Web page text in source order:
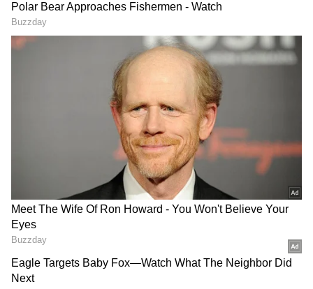
ಬಿಜೆಪಿ ಇಷ್ಟು ದಿನ ಮತಗಳ್ಳತನ ಮಾಡ್ತಿದ್ರು, ಈಗ ಸೀಟು
ಚೋರಿ..; ಕೆಪಿಸಿಸಿ ಅಧ್ಯಕ್ಷ ಬಿಕೆ ಹರಿಪ್ರಸಾದ್ ಕಿಡಿ
ಕರ್ನಾಟಕ, ಭಾರತ ( India News) ಮತ್ತು ಜಗತ್ತಿನ
ಕ್ಷಣಕ್ಷಣದ ಕನ್ನಡ ಸುದ್ದಿ (Kannada News)
ಅಪ್ಡೇಟ್‌ಗಳಿಗಾಗಿ ಏಷ್ಯಾನೆಟ್ ಸುವರ್ಣ ನ್ಯೂಸ್‌ ಫಾಲೋ
ಮಾಡಿ. ಬ್ರೇಕಿಂಗ್ ಸುದ್ದಿ (Latest Kannada News
ವಿಶೇಷ ವರದಿಗಳು ಮತ್ತು ನೇರ ಪ್ರಸಾರಗಳೊಂದಿಗೆ
kannada news live) ಸಂಪೂರ್ಣ ಮಾಹಿತಿ ಒಂದೇ
ಕ್ಲಿಕ್‌ನಲ್ಲಿ ಲಭ್ಯ. ಏಷ್ಯಾನೆಟ್ ಸುವರ್ಣ ನ್ಯೂಸ್ ಅಧಿಕೃತ
ಆ್ಯಪ್ ಡೌನ್‌ಲೋಡ್ ಮಾಡಿ ಹಾಗು ಎಲ್ಲಾ ಅಪ್‌ಡೇಟ್
ಗಳನ್ನು ಪಡೆಯಿರಿ